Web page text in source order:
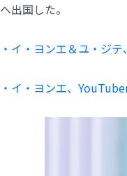
へ出国した。
・イ・ヨンエ＆ユ・ジ
・イ・ヨンエ、